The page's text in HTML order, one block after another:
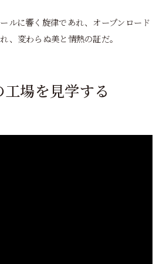
ルに響く旋律であれ、オープンロード
、変わらぬ美と情熱の証だ。
場を見学する